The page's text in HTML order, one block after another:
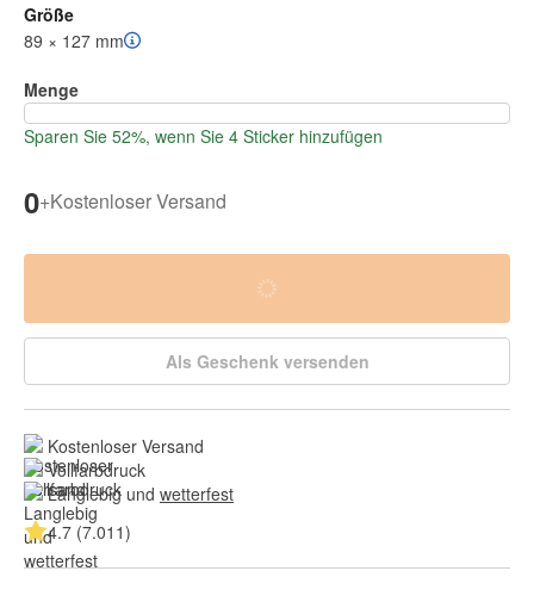
Größe
89 × 127 mm
Menge
Sparen Sie 52%, wenn Sie 4 Sticker hinzufügen
0+Kostenloser Versand
Als Geschenk versenden
Kostenloser Versand
Vollfarbdruck
Langlebig und wetterfest
4.7 (7.011)